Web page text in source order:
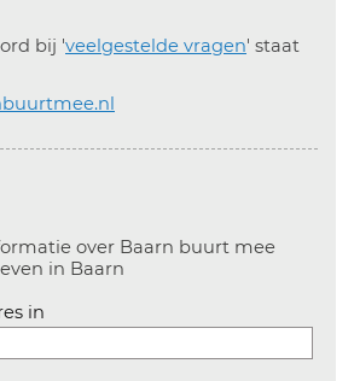
bij 'veelgestelde vragen' staat
over Baarn buurt mee
in Baarn
in